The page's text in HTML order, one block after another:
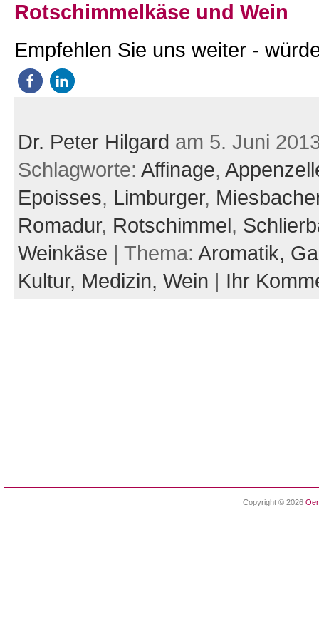
Rotschimmelkäse und Wein
Empfehlen Sie uns weiter -
Dr. Peter Hilgard am 5. Juni
Schlagworte: Affinage,
Epoisses, Limburger,
Romadur, Rotschimmel,
Weinkäse | Thema: Aromatik,
Kultur, Medizin, Wein | Ihr
Copyright © 2026